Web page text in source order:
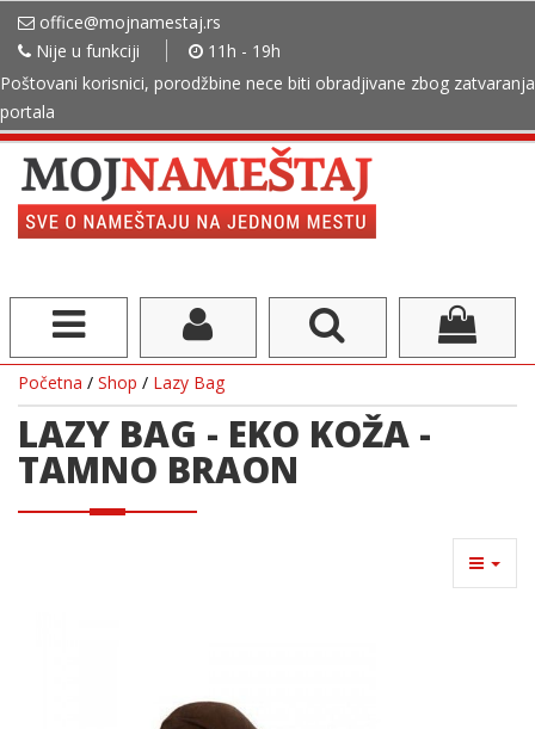
office@mojnamestaj.rs
Nije u funkciji
11h - 19h
Poštovani korisnici, porodžbine nece biti obradjivane zbog zatvaranja
portala
Početna / Shop / Lazy Bag
LAZY BAG - EKO KOŽA -
TAMNO BRAON